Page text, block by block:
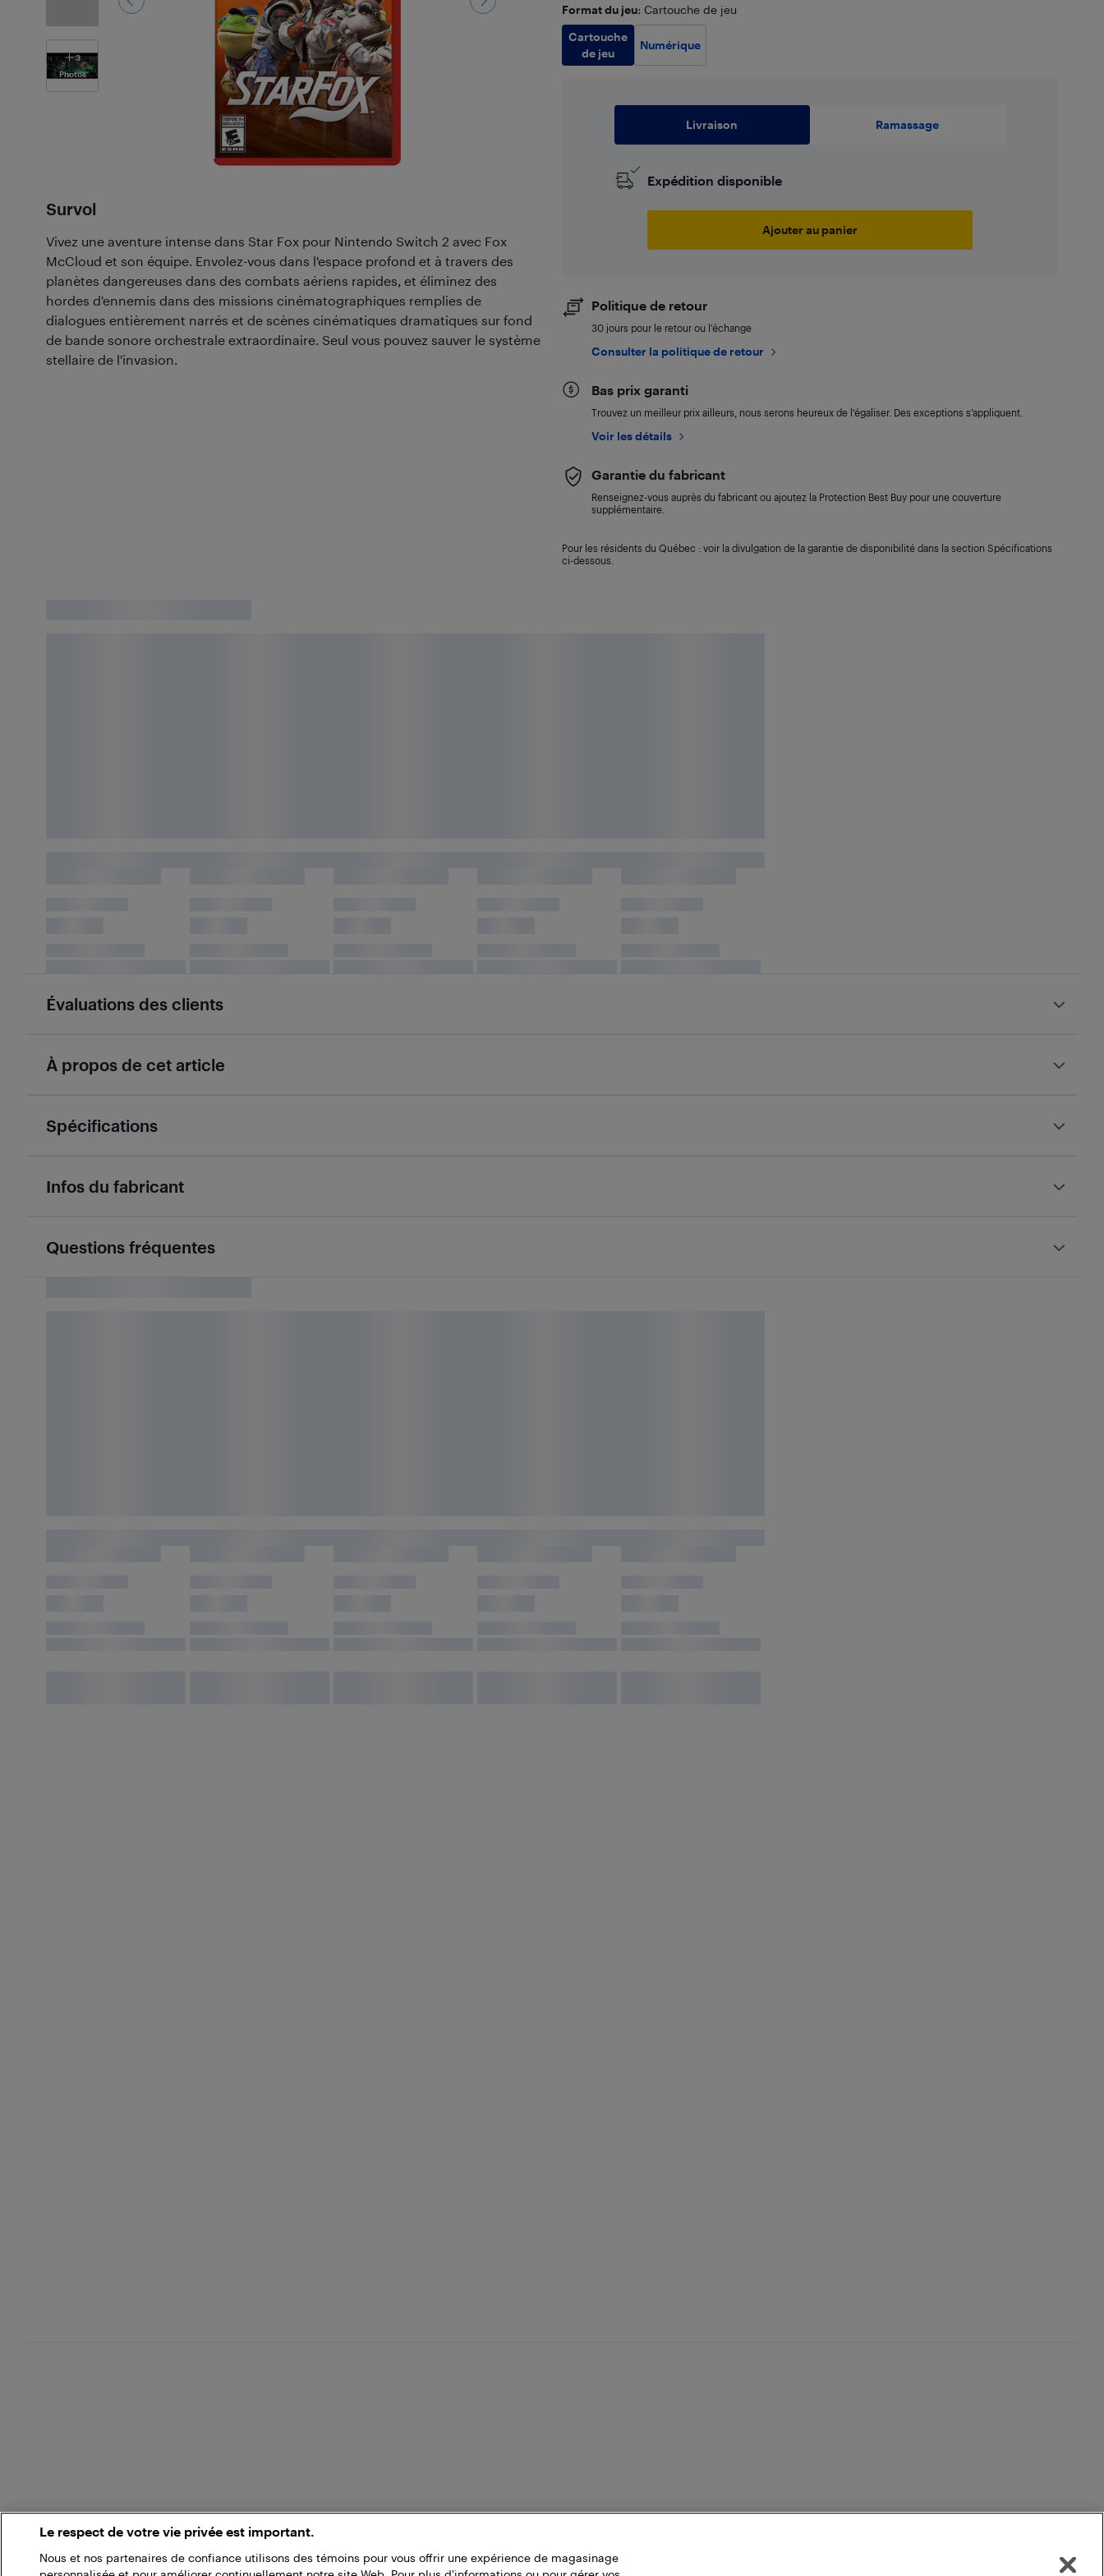
3
Photos
Survol
Vivez une aventure intense dans Star Fox pour Nintendo Switch 2 avec Fox
McCloud et son équipe. Envolez-vous dans l'espace profond et à travers des
planètes dangereuses dans des combats aériens rapides, et éliminez des
hordes d'ennemis dans des missions cinématographiques remplies de
dialogues entièrement narrés et de scènes cinématiques dramatiques sur fond
de bande sonore orchestrale extraordinaire. Seul vous pouvez sauver le système
stellaire de l'invasion.
Format du jeu: Cartouche de jeu
Cartouche
de jeu
Numérique
Livraison Ramassage
Expédition disponible
Ajouter au panier
Politique de retour
30 jours pour le retour ou l’échange
Consulter la politique de retour
Bas prix garanti
Trouvez un meilleur prix ailleurs, nous serons heureux de l’égaliser. Des exceptions s’appliquent.
Voir les détails
Garantie du fabricant
Renseignez-vous auprès du fabricant ou ajoutez la Protection Best Buy pour une couverture
supplémentaire.
Pour les résidents du Québec : voir la divulgation de la garantie de disponibilité dans la section Spécifications
ci-dessous.
Évaluations des clients
À propos de cet article
Spécifications
Infos du fabricant
Questions fréquentes
Le respect de votre vie privée est important.
Nous et nos partenaires de confiance utilisons des témoins pour vous offrir une expérience de magasinage